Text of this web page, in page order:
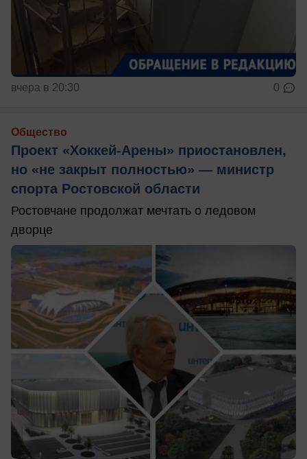
вчера в 20:30 0
Общество
Проект «Хоккей-Арены» приостановлен,
но «не закрыт полностью» — министр
спорта Ростовской области
Ростовчане продолжат мечтать о ледовом
дворце